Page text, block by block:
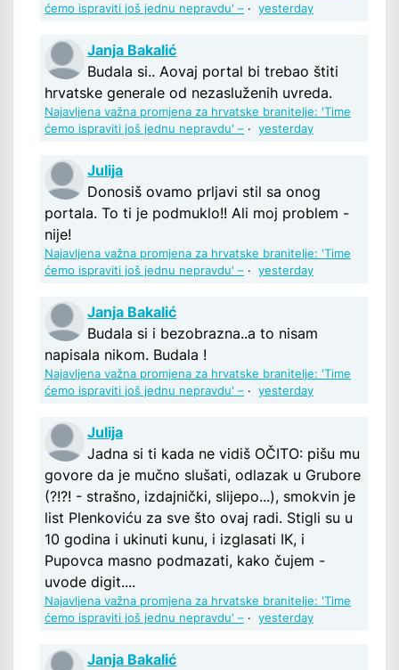
ćemo ispraviti još jednu nepravdu' – · yesterday
Janja Bakalić
Budala si.. Aovaj portal bi trebao štiti
hrvatske generale od nezasluženih uvreda.
Najavljena važna promjena za hrvatske branitelje: 'Time
ćemo ispraviti još jednu nepravdu' – · yesterday
Julija
Donosiš ovamo prljavi stil sa onog
portala. To ti je podmuklo!! Ali moj problem -
nije!
Najavljena važna promjena za hrvatske branitelje: 'Time
ćemo ispraviti još jednu nepravdu' – · yesterday
Janja Bakalić
Budala si i bezobrazna..a to nisam
napisala nikom. Budala !
Najavljena važna promjena za hrvatske branitelje: 'Time
ćemo ispraviti još jednu nepravdu' – · yesterday
Julija
Jadna si ti kada ne vidiš OČITO: pišu mu
govore da je mučno slušati, odlazak u Grubore
(?!?! - strašno, izdajnički, slijepo...), smokvin je
list Plenkoviću za sve što ovaj radi. Stigli su u
10 godina i ukinuti kunu, i izglasati IK, i
Pupovca masno podmazati, kako čujem -
uvode digit....
Najavljena važna promjena za hrvatske branitelje: 'Time
ćemo ispraviti još jednu nepravdu' – · yesterday
Janja Bakalić